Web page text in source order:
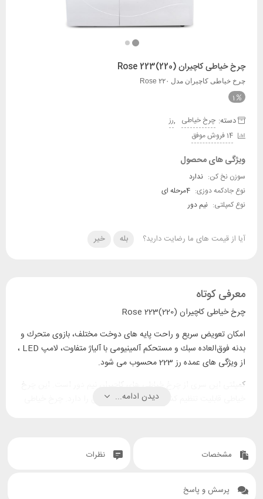
چرخ خیاطی کاچیران (220)Rose 223
1
چرخ خیاطی کاچیران مدل Rose ۲۲۰
دسته: چرخ خیاطی ,رز
14 فروش موفق
ویژگی های محصول
سوزن نخ کن: ندارد
نوع جادکمه دوزی:
نوع کمپلتی: نیم دور
آیا از قیمت های ما رضایت دارید؟ بله خیر
معرفی کوتاه
چرخ خیاطی کاچیران (220)Rose 223
امكان تعویض سریع و راحت پایه های دوخت مختلف، بازوی متحرك و
بدنه فوق‌العاده سبك و مستحكم آلمینیومی با آلیاژ متفاوت، لامپ LED ،
از ویژگی های عمده رز 223 محسوب می شود.
كمپلتی این سری از چرخ خیاطی های كاچیران نیم دور است. این چرخ
خیاطی قابلیت تنظیم کشش نخ و نخ کشی آسان را دارد. چرخ خیاطی
قابلیت انجام دوخت جادكمه ای 4 مرحله ای
دیدن ادامه...
مشخصات نظرات
پرسش و پاسخ